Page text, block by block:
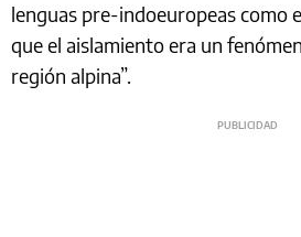
lenguas pre-indoeuropeas como
que el aislamiento era un
región alpina”.